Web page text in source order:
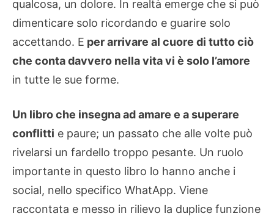
qualcosa, un dolore. In realtà emerge che si può
dimenticare solo ricordando e guarire solo
accettando. E per arrivare al cuore di tutto ciò
che conta davvero nella vita vi è solo l’amore
in tutte le sue forme.
Un libro che insegna ad amare e a superare
conflitti e paure; un passato che alle volte può
rivelarsi un fardello troppo pesante. Un ruolo
importante in questo libro lo hanno anche i
social, nello specifico WhatApp. Viene
raccontata e messo in rilievo la duplice funzione